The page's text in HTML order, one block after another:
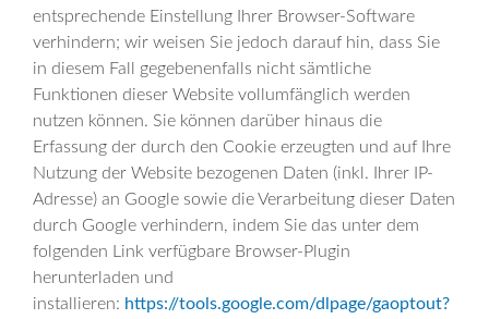
entsprechende Einstellung Ihrer Browser-Software
verhindern; wir weisen Sie jedoch darauf hin, dass Sie
in diesem Fall gegebenenfalls nicht sämtliche
Funktionen dieser Website vollumfänglich werden
nutzen können. Sie können darüber hinaus die
Erfassung der durch den Cookie erzeugten und auf Ihre
Nutzung der Website bezogenen Daten (inkl. Ihrer IP-
Adresse) an Google sowie die Verarbeitung dieser Daten
durch Google verhindern, indem Sie das unter dem
folgenden Link verfügbare Browser-Plugin
herunterladen und
installieren: https://tools.google.com/dlpage/gaoptout?